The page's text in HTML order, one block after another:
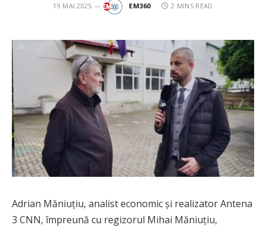
19 MAI 2025 EM360 2 MINS READ
Adrian Măniuțiu, analist economic și realizator Antena
3 CNN, împreună cu regizorul Mihai Măniuțiu,